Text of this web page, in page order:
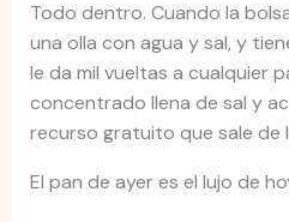
Todo dentro. Cuando la
una olla con agua y sal, y
le da mil vueltas a cualquier
concentrado llena de sal y
recurso gratuito que sale de
El pan de ayer es el lujo de